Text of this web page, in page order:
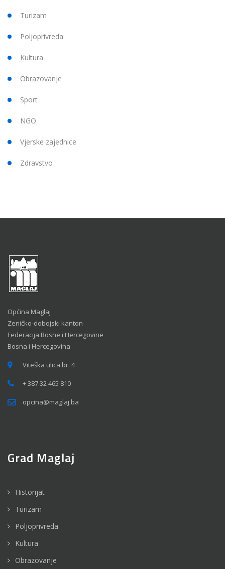
Turizam
Poljoprivreda
Kultura
Obrazovanje
Sport
NGO
Vjerske zajednice
Zdravstvo
Općina Maglaj
Zeničko-dobojski kanton
Federacija Bosne i Hercegovine
Bosna i Hercegovina
Viteška ulica br. 4
+ 387 32 465 810
opcina@maglaj.ba
Grad Maglaj
Historijat
Turizam
Poljoprivreda
Kultura
Obrazovanje